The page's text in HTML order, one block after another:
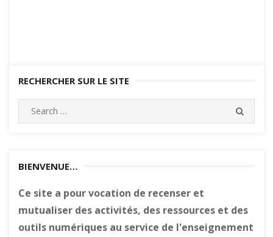
RECHERCHER SUR LE SITE
Search
for:
BIENVENUE…
Ce site a pour vocation de recenser et
mutualiser des activités, des ressources et des
outils numériques au service de l'enseignement